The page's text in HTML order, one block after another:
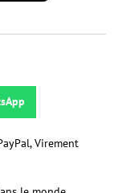
Virement